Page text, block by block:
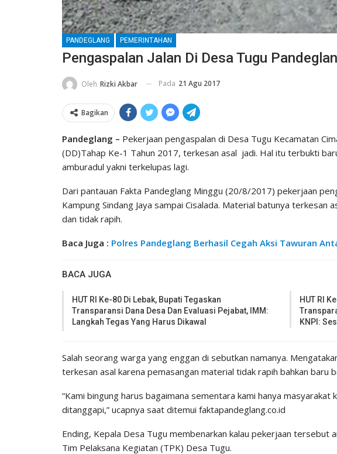
PANDEGLANG PEMERINTAHAN
Pengaspalan Jalan Di Desa Tugu
Oleh Rizki Akbar Pada 21 Agu 2017
Bagikan
Pandeglang – Pekerjaan pengaspalan di Desa Tugu Kecamatan
(DD)Tahap Ke-1 Tahun 2017, terkesan asal jadi. Hal itu terbukti
amburadul yakni terkelupas lagi.
Dari pantauan Fakta Pandeglang Minggu (20/8/2017) pekerjaan
Kampung Sindang Jaya sampai Cisalada. Material batunya terkesan
dan tidak rapih.
Baca Juga : Polres Pandeglang Berhasil Cegah Aksi Tawuran
BACA JUGA
HUT RI Ke-80 Di Lebak, Bupati Tegaskan
Transparansi Dana Desa Dan Evaluasi Pejabat, IMM:
Langkah Tegas Yang Harus Dikawal
HUT RI
KNPI:
Salah seorang warga yang enggan di sebutkan namanya.
terkesan asal karena pemasangan material tidak rapih bahkan baru
“Kami bingung harus bagaimana sementara kami hanya
ditanggapi,” ucapnya saat ditemui faktapandeglang.co.id
Ending, Kepala Desa Tugu membenarkan kalau pekerjaan tersebut
Tim Pelaksana Kegiatan (TPK) Desa Tugu.